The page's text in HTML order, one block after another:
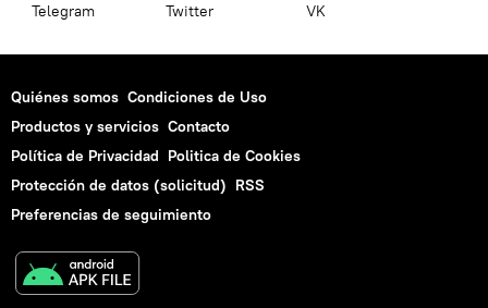
Telegram Twitter VK
Quiénes somos Condiciones de Uso
Productos y servicios Contacto
Política de Privacidad Politica de Cookies
Protección de datos (solicitud) RSS
Preferencias de seguimiento